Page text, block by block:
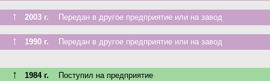
↑ 2003 г. Передан в другое предприятие или на завод
↑ 1990 г. Передан в другое предприятие или на завод
↑ 1984 г. Поступил на предприятие